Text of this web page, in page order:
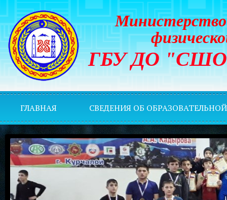
Министерство
ГБУ ДО "СШОР
ГЛАВНАЯ СВЕДЕНИЯ ОБ